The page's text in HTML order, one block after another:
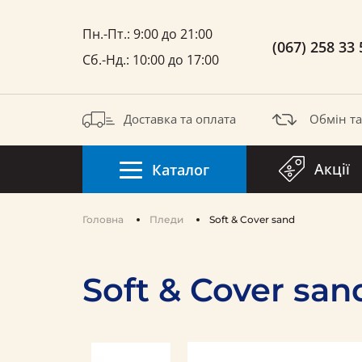
Пн.-Пт.: 9:00 до 21:00
Сб.-Нд.: 10:00 до 17:00
(067) 258 33
Доставка та оплата Обмін
Каталог Акції
Головна Пледи Soft & Cover sand
Soft & Cover